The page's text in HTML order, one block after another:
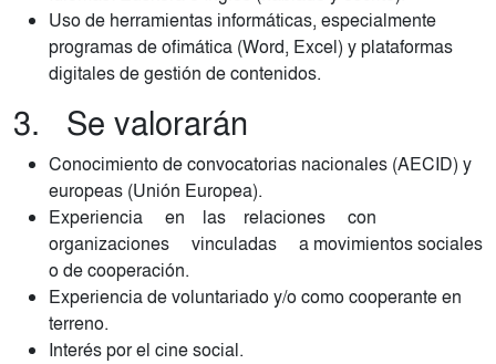
Uso de herramientas informáticas, especialmente
programas de ofimática (Word, Excel) y plataformas
digitales de gestión de contenidos.
3. Se valorarán
Conocimiento de convocatorias nacionales (AECID) y
europeas (Unión Europea).
Experiencia en las relaciones con
organizaciones vinculadas a movimientos sociales
o de cooperación.
Experiencia de voluntariado y/o como cooperante en
terreno.
Interés por el cine social.